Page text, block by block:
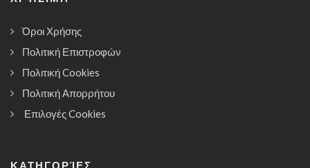
Όροι Χρήσης
Πολιτική Επιστροφών
Πολιτική Cookies
Πολιτική Απορρήτου
Επιλογές Cookies